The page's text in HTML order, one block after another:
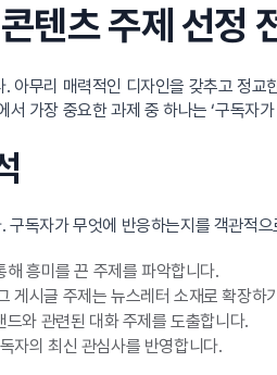
텐츠 주제 선정
아무리 매력적인 디자인을 갖추고 정
서 가장 중요한 과제 중 하나는 ‘구독자
독자가 무엇에 반응하는지를 객관적
흥미를 끈 주제를 파악합니다.
게시글 주제는 뉴스레터 소재로 확장하
와 관련된 대화 주제를 도출합니다.
자의 최신 관심사를 반영합니다.